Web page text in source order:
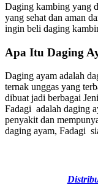
Daging kambing yang
yang sehat dan aman
ingin beli daging
Apa Itu Daging
Daging ayam adalah
ternak unggas yang
dibuat jadi berbagai
Fadagi adalah daging
penyakit dan
daging ayam, Fadagi